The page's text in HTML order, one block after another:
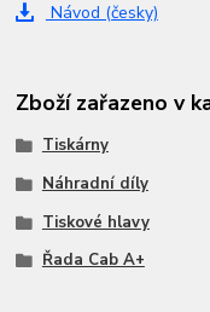
Návod (česky)
Zboží zařazeno v
Tiskárny
Náhradní díly
Tiskové hlavy
Řada Cab A+